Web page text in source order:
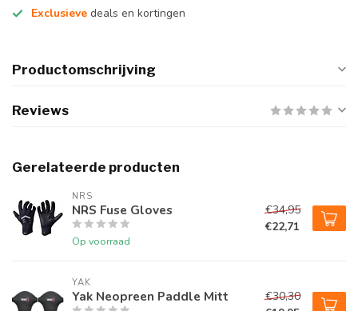
Exclusieve deals en kortingen
Productomschrijving
Reviews
Gerelateerde producten
NRS
NRS Fuse Gloves
Op voorraad
€34,95
€22,71
YAK
Yak Neopreen Paddle Mitt
€30,30